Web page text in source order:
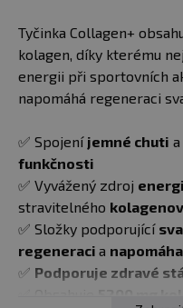
Tyčinka Collagen+
kolagen, díky kterému
energii při sportovních
napomáhá regeneraci
✅ Spojení jemné chuti
funkčnosti
✅ Vyvážený zdroj
stravitelného
✅ Složky podporující
regeneraci a
✅ Podporuje zdravé